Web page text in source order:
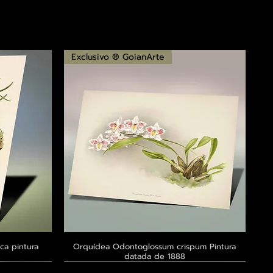
pintura
Visualização rápida
Exclusivo ® GoianArte
Orquídea Odontoglossum crispum Pintura
datada de 1888